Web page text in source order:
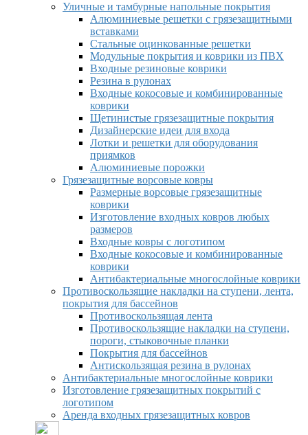
Уличные и тамбурные напольные покрытия
Алюминиевые решетки с грязезащитными
вставками
Стальные оцинкованные решетки
Модульные покрытия и коврики из ПВХ
Входные резиновые коврики
Резина в рулонах
Входные кокосовые и комбинированные
коврики
Щетинистые грязезащитные покрытия
Дизайнерские идеи для входа
Лотки и решетки для оборудования
приямков
Алюминиевые порожки
Грязезащитные ворсовые ковры
Размерные ворсовые грязезащитные
коврики
Изготовление входных ковров любых
размеров
Входные ковры с логотипом
Входные кокосовые и комбинированные
коврики
Антибактериальные многослойные коврики
Противоскользящие накладки на ступени, лента,
покрытия для бассейнов
Противоскользящая лента
Противоскользящие накладки на ступени,
пороги, стыковочные планки
Покрытия для бассейнов
Антискользящая резина в рулонах
Антибактериальные многослойные коврики
Изготовление грязезащитных покрытий с
логотипом
Аренда входных грязезащитных ковров